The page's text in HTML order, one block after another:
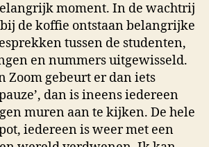
moment. In de wachtrij
de koffie ontstaan belangrijke
tussen de studenten,
en nummers uitgewisseld.
Zoom gebeurt er dan iets
dan is ineens iedereen
muren aan te kijken. De hele
iedereen is weer met een